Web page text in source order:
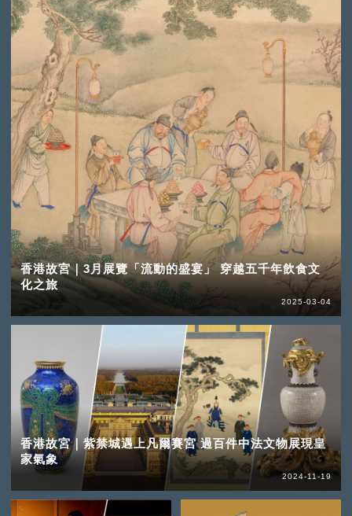
香港故宮｜3月展覽「流動的盛宴」 穿越五千年飲食文
化之旅
2025-03-04
香港故宮｜紫禁城遇上凡爾賽宮 過百件中法文物展現皇
家氣象
2024-11-19